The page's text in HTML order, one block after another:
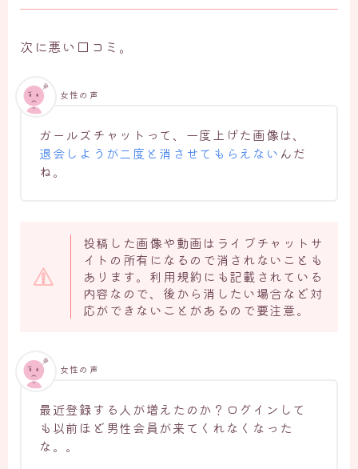
次に悪い口コミ。
ガールズチャットって、一度上げた画像は、
退会しようが二度と消させてもらえない んだ
ね。
女性の声
投稿した画像や動画はライブチャットサ
イトの所有になるので消されないことも
あります。利用規約にも記載されている
内容なので、後から消したい場合など対
応ができないことがあるので要注意。
最近登録する人が増えたのか？ログインして
も以前ほど男性会員が来てくれなくなった
な。。
女性の声